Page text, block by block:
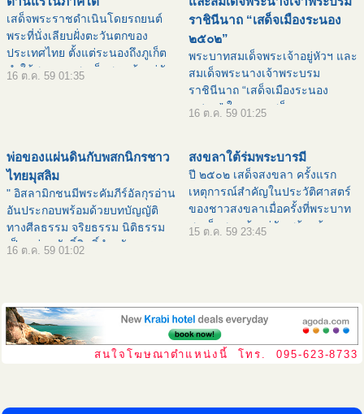
เสด็จพระราชดำเนินโดยรถยนต์
พระที่นั่งเลียบฝั่งตะวันตกของ
ประเทศไทย ตั้งแต่ระนองถึงภูเก็ต
ทำให้พระบาทสมเด็จพระเจ้าอยู่หัว
16 ต.ค. 59 01:35
ราชินีนาถ “เสด็จเมืองระนอง
๒๕๐๒”
พระบาทสมเด็จพระเจ้าอยู่หัวฯ และ
สมเด็จพระนางเจ้าพระบรม
ราชินีนาถ “เสด็จเมืองระนอง
๒๕๐๒” ในคราวเสด็จ
๒๖ มีนาคม ปี พุทธศักราช ๒๕๐๒ ![
คำอธ
16 ต.ค. 59 01:25
พ่อของแผ่นดินกับพสกนิกรชาว
ไทยมุสลิม
" อิสลามิกชนมีพระคัมภีร์อัลกุรอ่าน
อันประกอบพร้อมด้วยบทบัญญัติ
ทางศีลธรรม จริยธรรม นิติธรรม
เป็นแม่บทศักดิ์สิทธิ์สำหรับการ
16 ต.ค. 59 01:02
สงขลาใต้ร่มพระบารมี
ปี ๒๕๐๒ เสด็จสงขลา ครั้งแรก
เหตุการณ์สำคัญในประวัติศาสตร์
ของชาวสงขลาเมื่อครั้งที่พระบาท
สมเด็จพระเจ้าอยู่หัว พร้อมด้วย
15 ต.ค. 59 23:45
สนใจโฆษณาตำแหน่งนี้ โทร. 095-623-8733